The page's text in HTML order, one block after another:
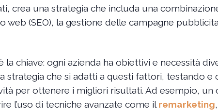
crea una strategia che includa una
web (SEO), la gestione delle campagne
la chiave: ogni azienda ha obiettivi e necessità
strategia che si adatti a questi fattori, testando e
per ottenere i migliori risultati. Ad esempio, un
l’uso di tecniche avanzate come il remarketing